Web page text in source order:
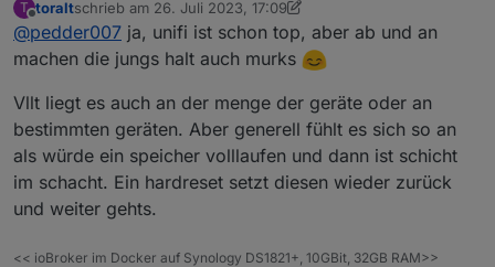
geht. Habe da auch deutlich über 100 Devices
dranhängen und lege in einem 4 Personen
Haushalt Wert auf einen möglichst ausfallsicheren
Betrieb, da es sonst immer direkt Kritik der Nutzer
hagelt 😉, bzw. das Haus auch möglichst autark
funktionieren soll, um unabhängiger von den
Nachbarn zu sein.
@ toraltwarum soll das an Unifi liegen? Also seit ich
von Fritz weg bin funktioniert das alles erst wirklich
gut 😊
T
Offline
toraltschrieb am 26. Juli 2023, 17:09
zuletzt editiert von toralt
@pedder007 ja, unifi ist schon top, aber ab und an
machen die jungs halt auch murks
Vllt liegt es auch an der menge der geräte oder an
bestimmten geräten. Aber generell fühlt es sich so an
als würde ein speicher volllaufen und dann ist schicht
im schacht. Ein hardreset setzt diesen wieder zurück
und weiter gehts.
<< ioBroker im Docker auf Synology DS1821+, 10GBit, 32GB RAM>>